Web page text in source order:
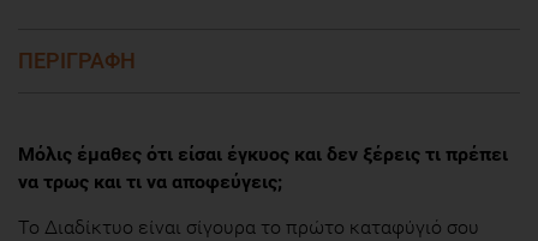
ΠΕΡΙΓΡΑΦΗ
Mόλις έμαθες ότι είσαι έγκυος και δεν ξέρεις τι πρέπει
να τρως και τι να αποφεύγεις;
Το Διαδίκτυο είναι σίγουρα το πρώτο καταφύγιό σου